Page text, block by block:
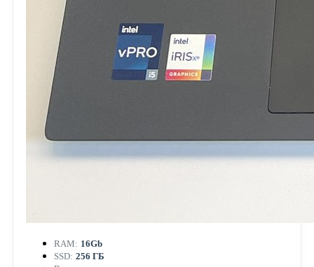
RAM: 16Gb
SSD: 256 ГБ